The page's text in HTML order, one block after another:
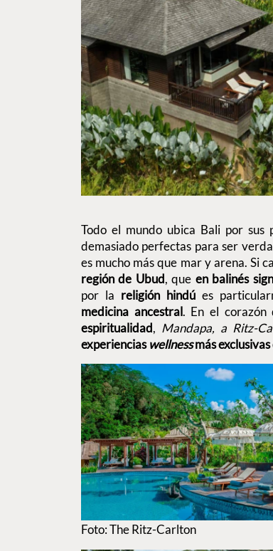
Todo el mundo ubica Bali por sus
demasiado perfectas para ser
es mucho más que mar y arena. Si
región de Ubud, que en balinés
por la religión hindúes
medicina ancestral. En el
espiritualidad, Mandapa, a Ritz-
experienciaswellnessmás
Foto: The Ritz-Carlton